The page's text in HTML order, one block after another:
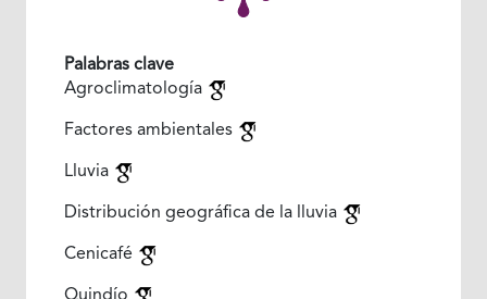
Palabras clave
Agroclimatología
Factores ambientales
Lluvia
Distribución geográfica de la lluvia
Cenicafé